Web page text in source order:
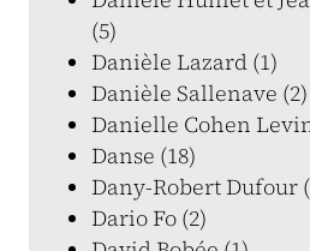
(5)
Danièle Lazard (1)
Danièle Sallenave (2)
Danielle Cohen
Danse (18)
Dany-Robert Dufour
Dario Fo (2)